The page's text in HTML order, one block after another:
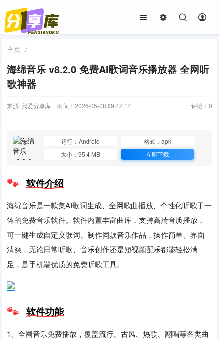
主页 /
海绵音乐 v8.2.0 免费AI歌词音乐播放器 全网听
歌神器
来源: 我爱分享库 时间：2026-05-08 09:42:14 评论： 0
运行：Android
格式：apk
大小：95.4 MB
立即下载
软件介绍
海绵音乐是一款集AI歌词生成、全网歌曲播放、个性化听歌于一
体的免费音乐软件。软件内置丰富曲库，支持高清音质播放，
可一键生成自定义歌词、制作同款音乐作品，操作简单、界面
清爽，无论日常听歌、音乐创作还是短视频配乐都能轻松满
足，是手机端优质的免费听歌工具。
软件功能
1、全网音乐免费播放，覆盖流行、古风、热歌、翻唱等各类曲